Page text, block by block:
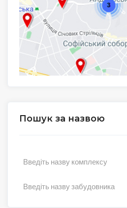
Пошук за назвою
Введіть назву комплексу
Введіть назву забудовника